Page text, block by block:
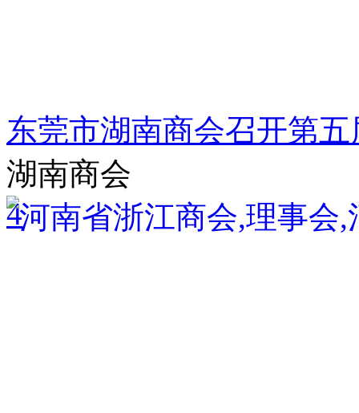
东莞市湖南商会召开第
湖南商会
4